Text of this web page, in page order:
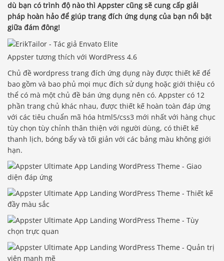
dù bạn có trình độ nào thì Appster cũng sẽ cung cấp giải
pháp hoàn hảo để giúp trang đích ứng dụng của bạn nổi bật
giữa đám đông!
Appster tương thích với WordPress 4.6
Chủ đề wordpress trang đích ứng dụng này được thiết kế để
bao gồm và bao phủ mọi mục đích sử dụng hoặc giới thiệu có
thể có mà một chủ đề bán ứng dụng nên có. Appster có 12
phần trang chủ khác nhau, được thiết kế hoàn toàn đáp ứng
với các tiêu chuẩn mã hóa html5/css3 mới nhất với hàng chục
tùy chọn tùy chỉnh thân thiện với người dùng, có thiết kế
thanh lịch, bóng bẩy và tối giản với các bảng màu không giới
hạn.